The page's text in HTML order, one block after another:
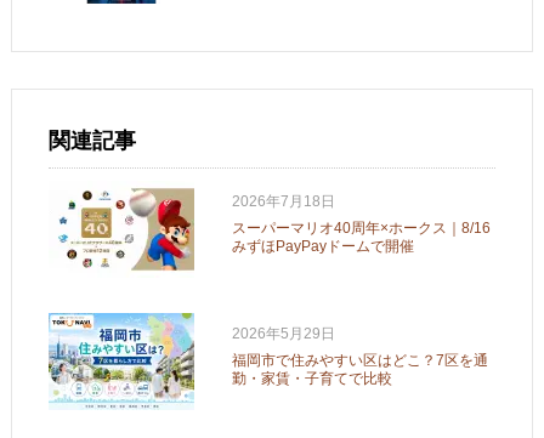
関連記事
2026年7月18日
スーパーマリオ40周年×ホークス｜8/16
みずほPayPayドームで開催
2026年5月29日
福岡市で住みやすい区はどこ？7区を通
勤・家賃・子育てで比較